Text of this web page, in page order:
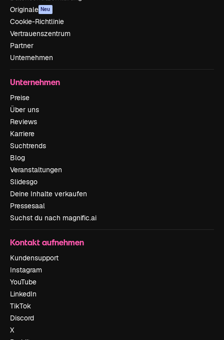
Originale Neu
Cookie-Richtlinie
Vertrauenszentrum
Partner
Unternehmen
Unternehmen
Preise
Über uns
Reviews
Karriere
Suchtrends
Blog
Veranstaltungen
Slidesgo
Deine Inhalte verkaufen
Pressesaal
Suchst du nach magnific.ai
Kontakt aufnehmen
Kundensupport
Instagram
YouTube
LinkedIn
TikTok
Discord
X